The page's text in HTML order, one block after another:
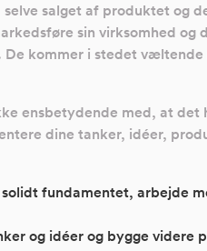
salget af produktet og
sin virksomhed og
kommer i stedet væltende
ensbetydende med, at
dine tanker, idéer,
fundamentet, arbejde
og idéer og bygge videre